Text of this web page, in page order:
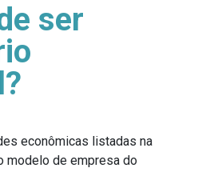
ser
econômicas listadas na
modelo de empresa do